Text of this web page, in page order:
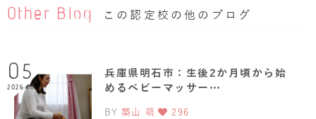
Other Blog この認定校の他のブログ
05
2026.08
兵庫県明石市：生後2か月頃から始
めるベビーマッサー…
BY 築山 萌 296